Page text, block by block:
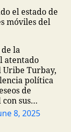
el estado de
móviles del
la
atentado
Uribe Turbay,
política
de
sus…
8, 2025